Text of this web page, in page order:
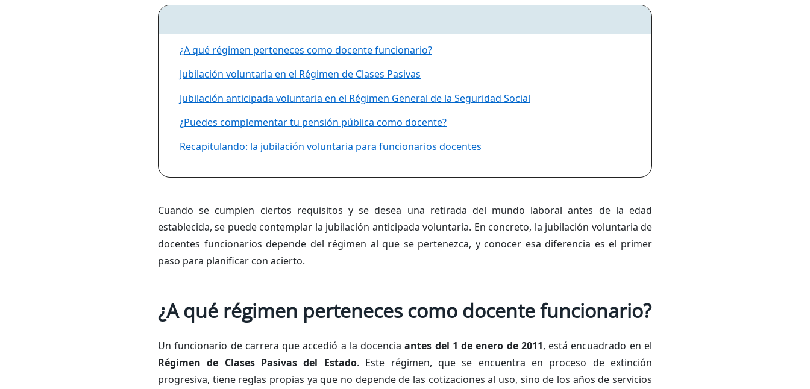
¿A qué régimen perteneces como docente funcionario?
Jubilación voluntaria en el Régimen de Clases Pasivas
Jubilación anticipada voluntaria en el Régimen General de la Seguridad Social
¿Puedes complementar tu pensión pública como docente?
Recapitulando: la jubilación voluntaria para funcionarios docentes
Cuando se cumplen ciertos requisitos y se desea una retirada del mundo laboral antes de la edad
establecida, se puede contemplar la jubilación anticipada voluntaria. En concreto, la jubilación voluntaria de
docentes funcionarios depende del régimen al que se pertenezca, y conocer esa diferencia es el primer
paso para planificar con acierto.
¿A qué régimen perteneces como docente funcionario?
Un funcionario de carrera que accedió a la docenciaantes del 1 de enero de 2011, está encuadrado en el
Régimen de Clases Pasivas del Estado. Este régimen, que se encuentra en proceso de extinción
progresiva, tiene reglas propias ya que no depende de las cotizaciones al uso, sino de los años de servicios